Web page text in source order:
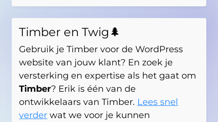
Timber en Twig🌲
Gebruik je Timber voor de WordPress
website van jouw klant? En zoek je
versterking en expertise als het gaat om
Timber? Erik is één van de
ontwikkelaars van Timber. Lees snel
verder wat we voor je kunnen